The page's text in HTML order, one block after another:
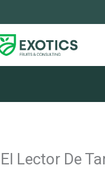
El Lector De